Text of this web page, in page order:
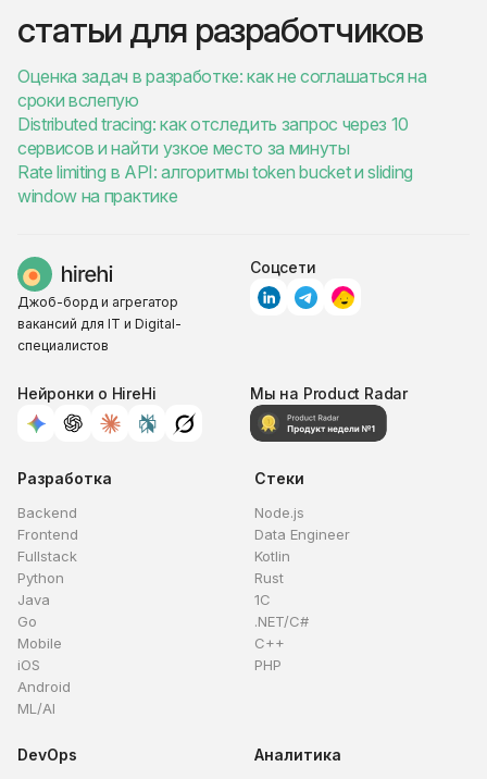
статьи для разработчиков
Оценка задач в разработке: как не соглашаться на
сроки вслепую
Distributed tracing: как отследить запрос через 10
сервисов и найти узкое место за минуты
Rate limiting в API: алгоритмы token bucket и sliding
window на практике
Джоб-борд и агрегатор
вакансий для IT и Digital-
специалистов
Соцсети
Нейронки о HireHi Мы на Product Radar
Разработка
Backend
Frontend
Fullstack
Python
Java
Go
Mobile
iOS
Android
ML/AI
Стеки
Node.js
Data Engineer
Kotlin
Rust
1C
.NET/C#
C++
PHP
DevOps Аналитика